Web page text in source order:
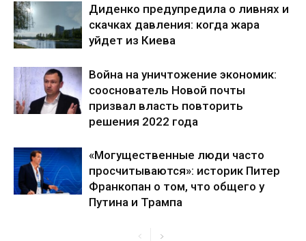
Диденко предупредила о ливнях и
скачках давления: когда жара
уйдет из Киева
Война на уничтожение экономик:
сооснователь Новой почты
призвал власть повторить
решения 2022 года
«Могущественные люди часто
просчитываются»: историк Питер
Франкопан о том, что общего у
Путина и Трампа